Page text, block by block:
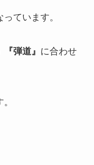
ています。
『弾道』 に合わせ